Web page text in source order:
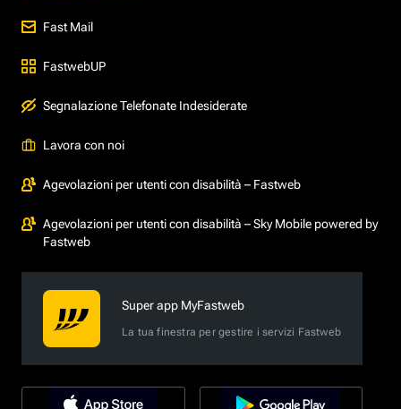
Fast Mail
FastwebUP
Segnalazione Telefonate Indesiderate
Lavora con noi
Agevolazioni per utenti con disabilità – Fastweb
Agevolazioni per utenti con disabilità – Sky Mobile powered by
Fastweb
Super app MyFastweb
La tua finestra per gestire i servizi Fastweb